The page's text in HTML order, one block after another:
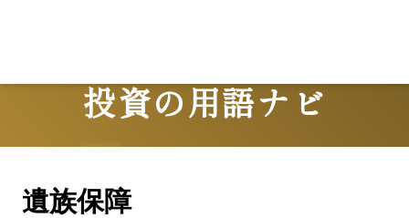
投資の用語ナビ
Terms
遺族保障